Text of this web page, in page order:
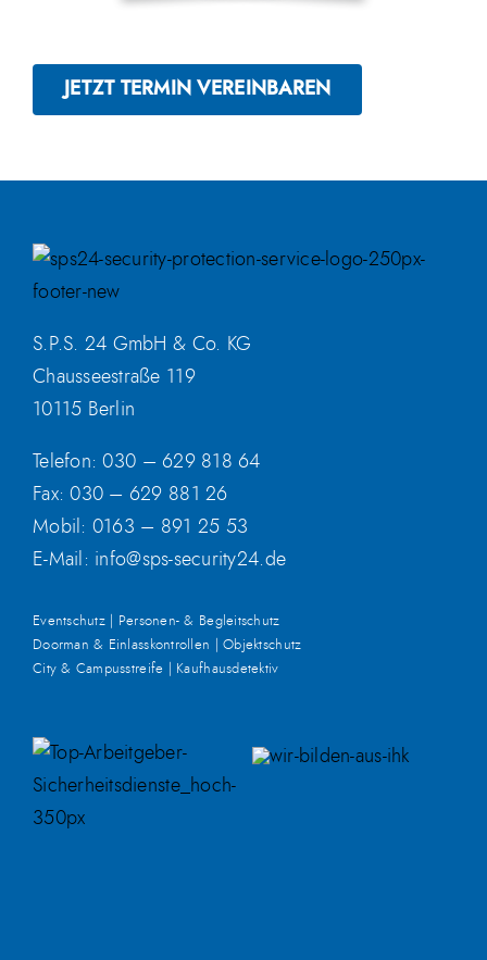
JETZT TERMIN VEREINBAREN
S.P.S. 24 GmbH & Co. KG
Chausseestraße 119
10115 Berlin
Telefon:030 – 629 818 64
Fax: 030 – 629 881 26
Mobil: 0163 – 891 25 53
E-Mail: info@sps-security24.de
Eventschutz | Personen- & Begleitschutz
Doorman & Einlasskontrollen | Objektschutz
City & Campusstreife | Kaufhausdetektiv